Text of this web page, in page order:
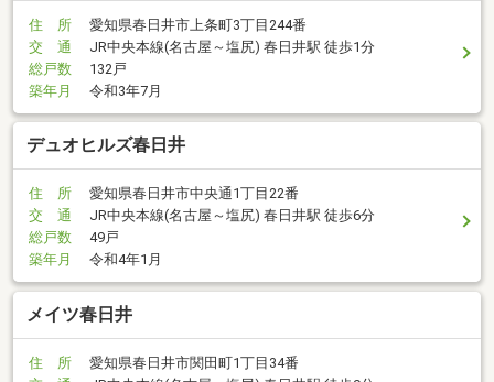
住 所
愛知県春日井市上条町3丁目244番
交 通
JR中央本線(名古屋～塩尻) 春日井駅 徒歩1分
総戸数
132戸
築年月
令和3年7月
デュオヒルズ春日井
住 所
愛知県春日井市中央通1丁目22番
交 通
JR中央本線(名古屋～塩尻) 春日井駅 徒歩6分
総戸数
49戸
築年月
令和4年1月
メイツ春日井
住 所
愛知県春日井市関田町1丁目34番